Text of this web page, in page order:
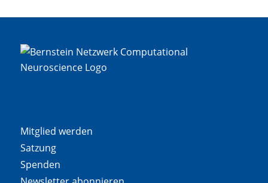
Mitglied werden
Satzung
Spenden